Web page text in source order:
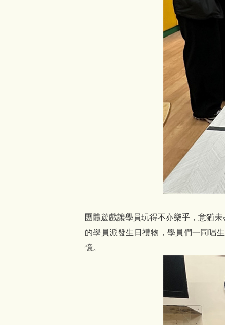
團體遊戲讓學員玩得不亦樂乎，意猶
的學員派發生日禮物，學員們一同唱
憶。